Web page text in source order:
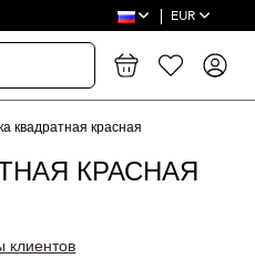
EUR
квадратная красная
КРАСНАЯ
клиентов